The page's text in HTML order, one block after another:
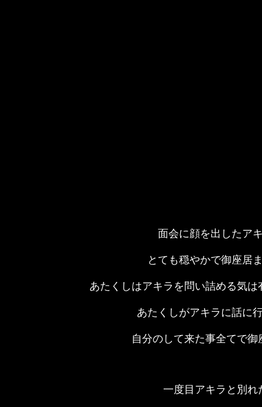
面会に顔を出したア
とても穏やかで御座居
あたくしはアキラを問い詰める気
あたくしがアキラに話に
自分のして来た事全てで御
一度目アキラと別れ